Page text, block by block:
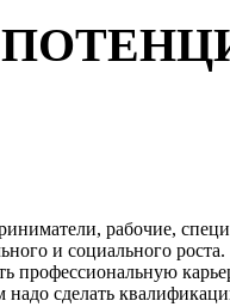
рабочие,
и социального
профессиональную
сделать